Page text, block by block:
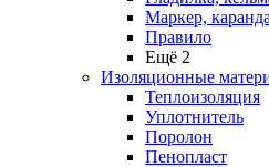
Маркер,
Правило
Ещё 2
Изоляционные
Теплоизоляция
Уплотнитель
Поролон
Пенопласт